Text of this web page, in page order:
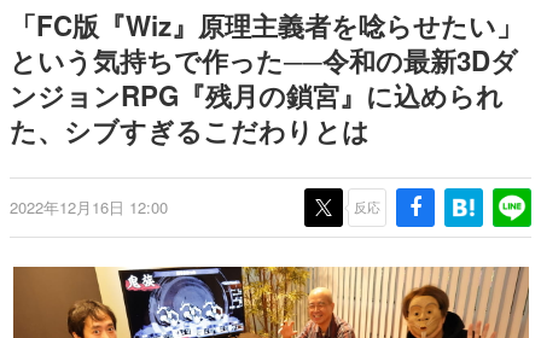
きます。
赫本
この物語を解いてはいけない。『赫本』は、〈試験問題〉
の形をした短編ホラー小説集です。
これからのデジタルゲーム市場を担う若きクリエイター達
の姿を追い、彼らのルーツと情熱を探っていきます。
ゲームに多大な影響を受けた作家さんに取材し、ゲームが
日本のコンテンツ産業やカルチャーに与えた影響を探る企
画です。
「FC版『Wiz』原理主義者を唸らせたい」
という気持ちで作った──令和の最新3Dダ
ンジョンRPG『残月の鎖宮』に込められ
た、シブすぎるこだわりとは
2022年12月16日 12:00 反応